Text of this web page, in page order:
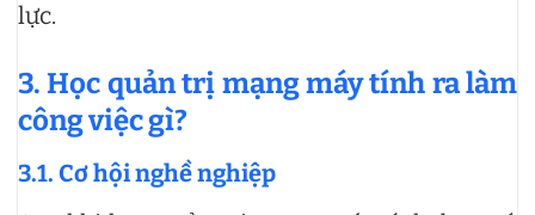
lực.
3. Học quản trị mạng máy tính ra làm
công việc gì?
3.1. Cơ hội nghề nghiệp